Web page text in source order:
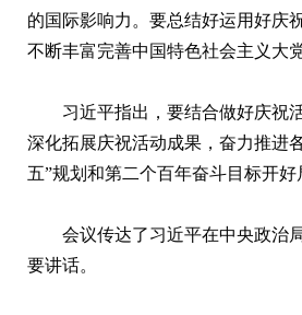
的国际影响力。要总结好运用好庆
不断丰富完善中国特色社会主义大
习近平指出，要结合做好庆祝
深化拓展庆祝活动成果，奋力推进
五”规划和第二个百年奋斗目标开好
会议传达了习近平在中央政治
要讲话。